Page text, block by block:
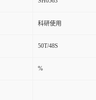
科研使用
50T/48S
%